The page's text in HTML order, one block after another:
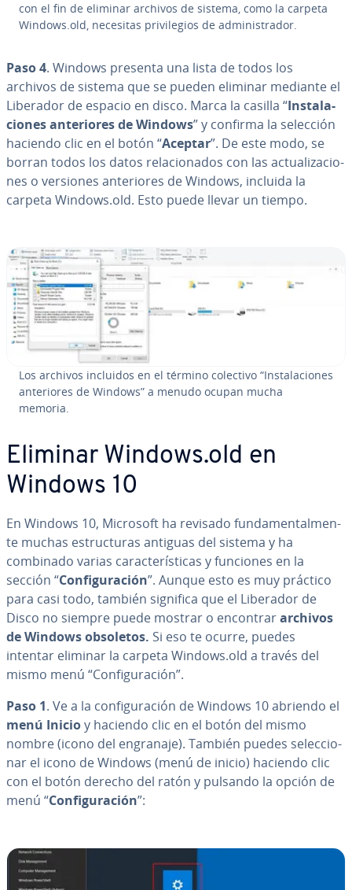
con el fin de eliminar archivos de sistema, como la carpeta
Windows.old, necesitas pri­vi­le­gios de ad­mi­ni­s­tra­dor.
Paso 4. Windows presenta una lista de todos los
archivos de sistema que se pueden eliminar mediante el
Liberador de espacio en disco. Marca la casilla “In­s­ta­la­
cio­nes an­te­rio­res de Windows” y confirma la selección
haciendo clic en el botón “Aceptar”. De este modo, se
borran todos los datos re­la­cio­na­dos con las ac­tua­li­za­cio­
nes o versiones an­te­rio­res de Windows, incluida la
carpeta Windows.old. Esto puede llevar un tiempo.
Los archivos incluidos en el término colectivo “In­s­ta­la­cio­nes
an­te­rio­res de Windows” a menudo ocupan mucha
memoria.
Eliminar Windows.old en
Windows 10
En Windows 10, Microsoft ha revisado fu­n­da­me­n­ta­l­me­n­
te muchas es­tru­c­tu­ras antiguas del sistema y ha
combinado varias ca­ra­c­te­rí­s­ti­cas y funciones en la
sección “Co­n­fi­gu­ra­ción”. Aunque esto es muy práctico
para casi todo, también significa que el Liberador de
Disco no siempre puede mostrar o encontrararchivos
de Windows obsoletos. Si eso te ocurre, puedes
intentar eliminar la carpeta Windows.old a través del
mismo menú “Co­n­fi­gu­ra­ción”.
Paso 1. Ve a la co­n­fi­gu­ra­ción de Windows 10 abriendo el
menú Inicioy haciendo clic en el botón del mismo
nombre (icono del engranaje). También puedes se­le­c­cio­
nar el icono de Windows (menú de inicio) haciendo clic
con el botón derecho del ratón y pulsando la opción de
menú “Co­n­fi­gu­ra­ción”: